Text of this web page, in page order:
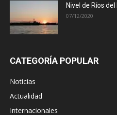
Nivel de Ríos
07/12/2020
CATEGORÍA POPULAR
Noticias
Actualidad
Internacionales